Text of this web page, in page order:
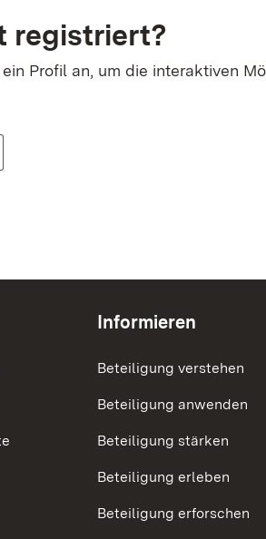
registriert?
Profil an, um die interaktiven
Informieren
Beteiligung verstehen
Beteiligung anwenden
Beteiligung stärken
Beteiligung erleben
Beteiligung erforschen